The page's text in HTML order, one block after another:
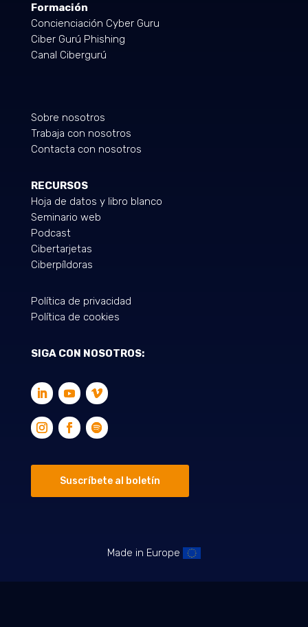
Formación
Concienciación Cyber Guru
Ciber Gurú Phishing
Canal Cibergurú
Sobre nosotros
Trabaja con nosotros
Contacta con nosotros
RECURSOS
Hoja de datos y libro blanco
Seminario web
Podcast
Cibertarjetas
Ciberpíldoras
Política de privacidad
Política de cookies
SIGA CON NOSOTROS:
Suscríbete al boletín
Made in Europe